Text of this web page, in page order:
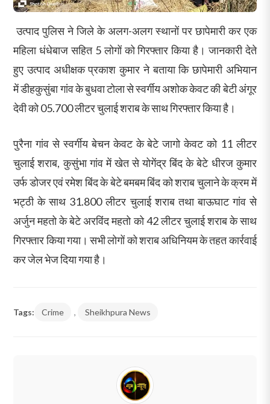
उत्पाद पुलिस ने जिले के अलग-अलग स्थानों पर छापेमारी कर एक
महिला धंधेबाज सहित 5 लोगों को गिरफ्तार किया है। जानकारी देते
हुए उत्पाद अधीक्षक प्रकाश कुमार ने बताया कि छापेमारी अभियान
में डीहकुसुंबा गांव के बुधवा टोला से स्वर्गीय अशोक केवट की बेटी अंगूर
देवी को 05.700 लीटर चुलाई शराब के साथ गिरफ्तार किया है।
पुरैना गांव से स्वर्गीय बेचन केवट के बेटे जागो केवट को 11 लीटर
चुलाई शराब, कुसुंभा गांव में खेत से योगेंद्र बिंद के बेटे धीरज कुमार
उर्फ डोजर एवं रमेश बिंद के बेटे बमबम बिंद को शराब चुलाने के क्रम में
भट्ठी के साथ 31.800 लीटर चुलाई शराब तथा बाऊघाट गांव से
अर्जुन महतो के बेटे अरविंद महतो को 42 लीटर चुलाई शराब के साथ
गिरफ्तार किया गया। सभी लोगों को शराब अधिनियम के तहत कार्रवाई
कर जेल भेज दिया गया है।
Tags: Crime , Sheikhpura News